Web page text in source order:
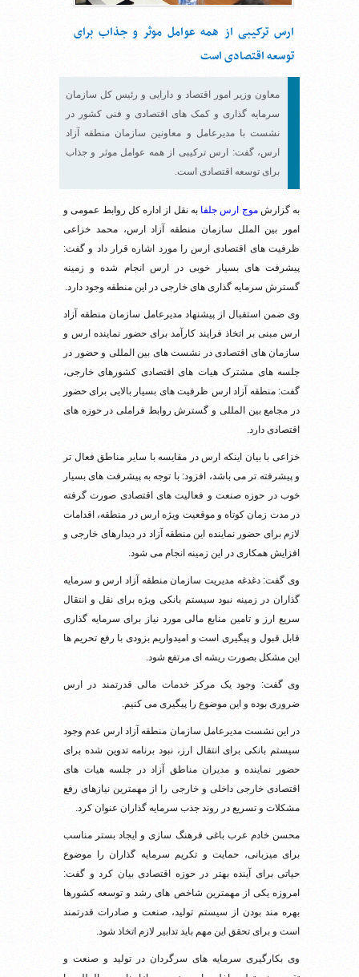
ارس ترکیبی از همه عوامل موثر و جذاب برای
توسعه اقتصادی است
معاون وزیر امور اقتصاد و دارایی و رئیس کل سازمان
سرمایه گذاری و کمک های اقتصادی و فنی کشور در
نشست با مدیرعامل و معاونین سازمان منطقه آزاد
ارس، گفت: ارس ترکیبی از همه عوامل موثر و جذاب
برای توسعه اقتصادی است.
به گزارشموج ارس جلفا به نقل از اداره کل روابط عمومی و
امور بین الملل سازمان منطقه آزاد ارس، محمد خزاعی
ظرفیت های اقتصادی ارس را مورد اشاره قرار داد و گفت:
پیشرفت های بسیار خوبی در ارس انجام شده و زمینه
گسترش سرمایه گذاری های خارجی در این منطقه وجود دارد.
وی ضمن استقبال از پیشنهاد مدیرعامل سازمان منطقه آزاد
ارس مبنی بر اتخاذ فرایند کارآمد برای حضور نماینده ارس و
سازمان های اقتصادی در نشست های بین المللی و حضور در
جلسه های مشترک هیات های اقتصادی کشورهای خارجی،
گفت: منطقه آزاد ارس ظرفیت های بسیار بالایی برای حضور
در مجامع بین المللی و گسترش روابط فراملی در حوزه های
اقتصادی دارد.
خزاعی با بیان اینکه ارس در مقایسه با سایر مناطق فعال تر
و پیشرفته تر می باشد، افزود: با توجه به پیشرفت های بسیار
خوب در حوزه صنعت و فعالیت های اقتصادی صورت گرفته
در مدت زمان کوتاه و موقعیت ویژه ارس در منطقه، اقدامات
لازم برای حضور نماینده این منطقه آزاد در دیدارهای خارجی و
افزایش همکاری در این زمینه انجام می شود.
وی گفت: دغدغه مدیریت سازمان منطقه آزاد ارس و سرمایه
گذاران در زمینه نبود سیستم بانکی ویژه برای نقل و انتقال
سریع ارز و تامین منابع مالی مورد نیاز برای سرمایه گذاری
قابل قبول و پیگیری است و امیدواریم بزودی با رفع تحریم ها
این مشکل بصورت ریشه ای مرتفع شود.
وی گفت: وجود یک مرکز خدمات مالی قدرتمند در ارس
ضروری بوده و این موضوع را پیگیری می کنیم.
در این نشست مدیرعامل سازمان منطقه آزاد ارس عدم وجود
سیستم بانکی برای انتقال ارز، نبود برنامه تدوین شده برای
حضور نماینده و مدیران مناطق آزاد در جلسه هیات های
اقتصادی خارجی داخلی و خارجی را از مهمترین نیازهای رفع
مشکلات و تسریع در روند جذب سرمایه گذاران عنوان کرد.
محسن خادم عرب باغی فرهنگ سازی و ایجاد بستر مناسب
برای میزبانی، حمایت و تکریم سرمایه گذاران را موضوع
حیاتی برای آینده بهتر در حوزه اقتصادی بیان کرد و گفت:
امروزه یکی از مهمترین شاخص های رشد و توسعه کشورها
بهره مند بودن از سیستم تولید، صنعت و صادرات قدرتمند
است و برای تحقق این مهم باید تدابیر لازم اتخاذ شود.
وی بکارگیری سرمایه های سرگردان در تولید و صنعت و